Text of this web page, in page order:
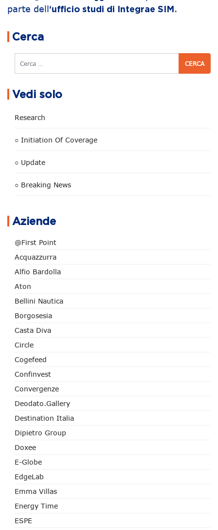
parte dell‘ufficio studi di Integrae SIM .
Cerca
Cerca
Vedi solo
Research
○ Initiation Of Coverage
○ Update
○ Breaking News
Aziende
@First Point
Acquazzurra
Alfio Bardolla
Aton
Bellini Nautica
Borgosesia
Casta Diva
Circle
Cogefeed
Confinvest
Convergenze
Deodato.Gallery
Destination Italia
Dipietro Group
Doxee
E-Globe
EdgeLab
Emma Villas
Energy Time
ESPE